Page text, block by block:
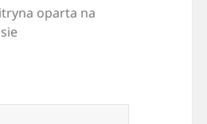
oparta na